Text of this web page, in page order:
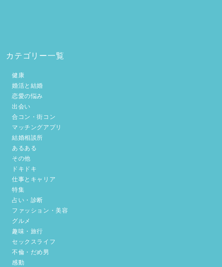
カテゴリー一覧
健康
婚活と結婚
恋愛の悩み
出会い
合コン・街コン
マッチングアプリ
結婚相談所
あるある
その他
ドキドキ
仕事とキャリア
特集
占い・診断
ファッション・美容
グルメ
趣味・旅行
セックスライフ
不倫・だめ男
感動